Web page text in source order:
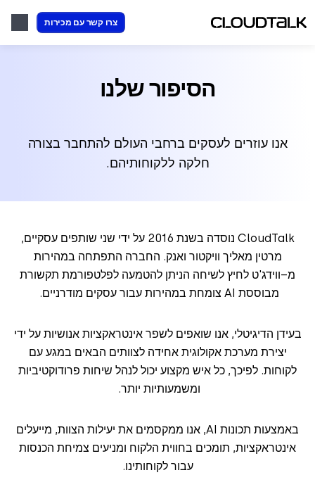
צרו קשר עם מכירות
הסיפור שלנו
אנו עוזרים לעסקים ברחבי העולם להתחבר בצורה
חלקה ללקוחותיהם.
CloudTalk נוסדה בשנת 2016 על ידי שני שותפים עסקיים,
מרטין מאליך וויקטור ואנק. החברה התפתחה במהירות
מ–ווידג'ט לחיץ לשיחה הניתן להטמעה לפלטפורמת תקשורת
מבוססת AI צומחת במהירות עבור עסקים מודרניים.
בעידן הדיגיטלי, אנו שואפים לשפר אינטראקציות אנושיות על ידי
יצירת מערכת אקולוגית אחידה לצוותים הבאים במגע עם
לקוחות. לפיכך, כל איש מקצוע יכול לנהל שיחות פרודוקטיביות
ומשמעותיות יותר.
באמצעות תכונות AI, אנו ממקסמים את יעילות הצוות, מייעלים
אינטראקציות, תומכים בחווית הלקוח ומניעים צמיחת הכנסות
עבור לקוחותינו.